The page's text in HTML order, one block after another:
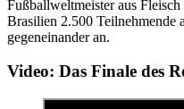
Fußballweltmeister aus
Brasilien 2.500 Teilnehmende
gegeneinander an.
Video: Das Finale des